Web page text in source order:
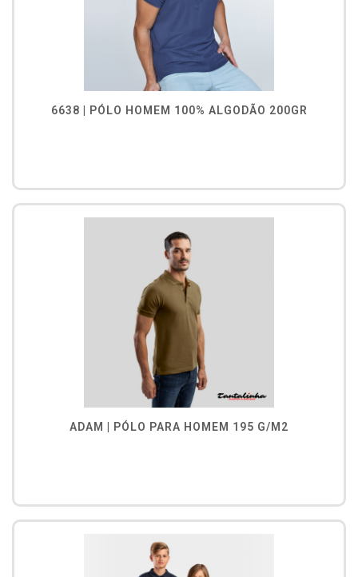
6638 | PÓLO HOMEM 100% ALGODÃO 200GR
ADAM | PÓLO PARA HOMEM 195 G/M2